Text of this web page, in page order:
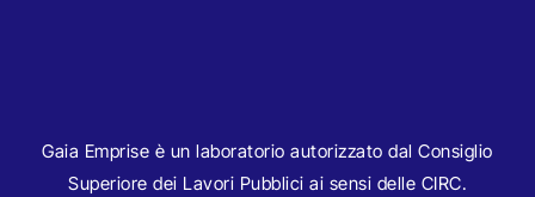
Gaia Emprise è un laboratorio autorizzato dal Consiglio
Superiore dei Lavori Pubblici ai sensi delle CIRC.